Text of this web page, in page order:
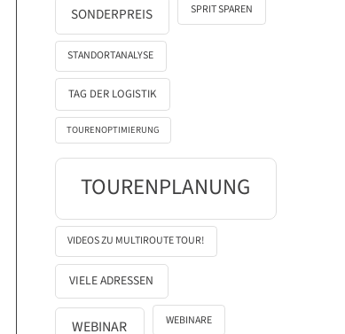
SONDERPREIS SPRIT SPAREN
STANDORTANALYSE
TAG DER LOGISTIK
TOURENOPTIMIERUNG
TOURENPLANUNG
VIDEOS ZU MULTIROUTE TOUR!
VIELE ADRESSEN
WEBINAR WEBINARE